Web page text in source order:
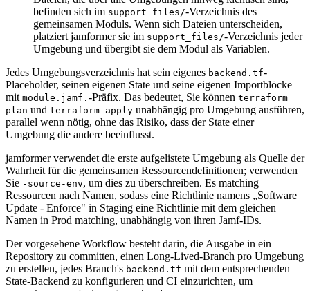
befinden sich im support_files/-Verzeichnis des
gemeinsamen Moduls. Wenn sich Dateien unterscheiden,
platziert jamformer sie im support_files/-Verzeichnis jeder
Umgebung und übergibt sie dem Modul als Variablen.
Jedes Umgebungsverzeichnis hat sein eigenes backend.tf-
Placeholder, seinen eigenen State und seine eigenen Importblöcke
mit module.jamf. -Präfix. Das bedeutet, Sie können terraform
plan und terraform apply unabhängig pro Umgebung ausführen,
parallel wenn nötig, ohne das Risiko, dass der State einer
Umgebung die andere beeinflusst.
jamformer verwendet die erste aufgelistete Umgebung als Quelle der
Wahrheit für die gemeinsamen Ressourcendefinitionen; verwenden
Sie -source-env, um dies zu überschreiben. Es matching
Ressourcen nach Namen, sodass eine Richtlinie namens „Software
Update - Enforce" in Staging eine Richtlinie mit dem gleichen
Namen in Prod matching, unabhängig von ihren Jamf-IDs.
Der vorgesehene Workflow besteht darin, die Ausgabe in ein
Repository zu committen, einen Long-Lived-Branch pro Umgebung
zu erstellen, jedes Branch's backend.tf mit dem entsprechenden
State-Backend zu konfigurieren und CI einzurichten, um